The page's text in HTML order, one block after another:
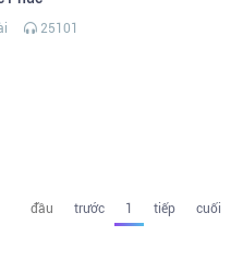
25101
đầu trước 1 tiếp cuối